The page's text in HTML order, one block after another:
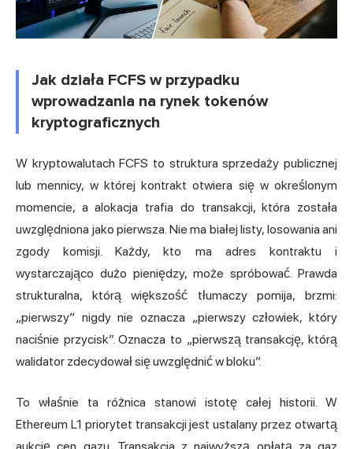
Jak działa FCFS w przypadku
wprowadzania na rynek tokenów
kryptograficznych
W kryptowalutach FCFS to struktura sprzedaży publicznej
lub mennicy, w której kontrakt otwiera się w określonym
momencie, a alokacja trafia do transakcji, która została
uwzględniona jako pierwsza. Nie ma białej listy, losowania ani
zgody komisji. Każdy, kto ma adres kontraktu i
wystarczająco dużo pieniędzy, może spróbować. Prawda
strukturalna, którą większość tłumaczy pomija, brzmi:
„pierwszy” nigdy nie oznacza „pierwszy człowiek, który
naciśnie przycisk”. Oznacza to „pierwszą transakcję, którą
walidator zdecydował się uwzględnić w bloku”.
To właśnie ta różnica stanowi istotę całej historii. W
Ethereum L1 priorytet transakcji jest ustalany przez otwartą